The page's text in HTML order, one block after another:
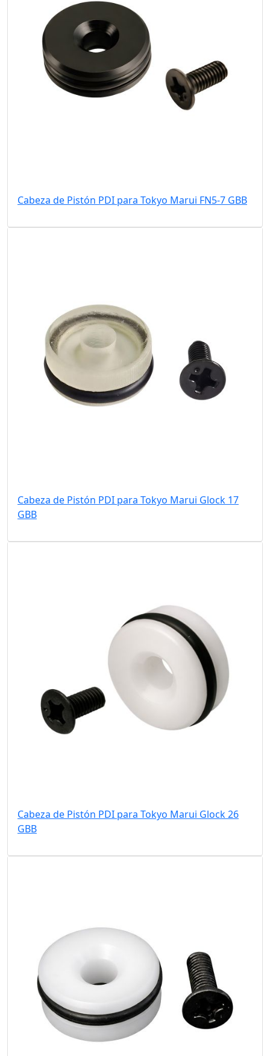
Cabeza de Pistón PDI para Tokyo Marui FN5-7 GBB
Cabeza de Pistón PDI para Tokyo Marui Glock 17
GBB
Cabeza de Pistón PDI para Tokyo Marui Glock 26
GBB